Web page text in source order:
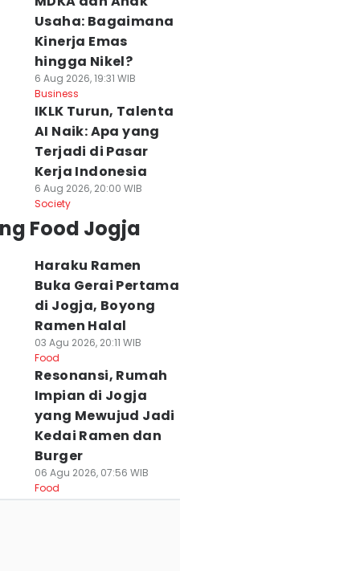
Usaha: Bagaimana
Kinerja Emas
hingga Nikel?
6 Aug 2026, 19:31 WIB
Business
IKLK Turun, Talenta
AI Naik: Apa yang
Terjadi di Pasar
Kerja Indonesia
6 Aug 2026, 20:00 WIB
Society
Food Jogja
Haraku Ramen
Buka Gerai Pertama
di Jogja, Boyong
Ramen Halal
03 Agu 2026, 20:11 WIB
Food
Resonansi, Rumah
Impian di Jogja
yang Mewujud Jadi
Kedai Ramen dan
Burger
06 Agu 2026, 07:56 WIB
Food